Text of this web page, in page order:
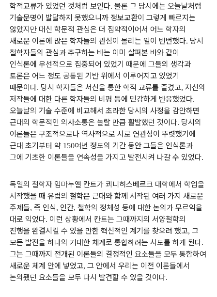
학적교류가 있었던 것처럼 보인다. 물론 그 당시에는 오늘날처럼
기술문명이 발달하지 못했으니까 정보교환이 그렇게 빠르지는
않았지만 대신 학문적 관심은 더 집약적이어서 어느 학자의
새로운 이론에 많은 학자들의 관심이 몰리는 일이 빈번했다. 당시
철학자들의 관심과 추구하는 바는 이미 살펴본 바와 같이
인식론에 우선적으로 집중되어 있었기 때문에 그들의 생각과
토론은 어느 정도 공통된 기반 위에서 이루어지고 있었기
때문이다. 당시 학자들은 서신을 통한 학적 교류를 즐겼고, 자신의
저작들에 대한 다른 학자들의 비평 등에 민감하게 반응했었다.
오늘날의 기술 수준에 비교해서 초라한 당시의 사정을 감안하면
근대의 학문적인 의사소통은 놀랄 만큼 활발했던 것이다. 당시의
이론들은 구조적으로나 역사적으로 서로 연관성이 뚜렷했기에
근대 초기부터 약 150여년 정도의 기간 동안 그들은 인식론과
그에 기초한 이론들을 연속성을 가지고 발전시켜 나갈 수 있었다.
독일의 철학자 임마누엘 칸트가 쾨니히스베르크 대학에서 학업을
시작했을 때 유럽의 철학은 근대와 함께 시작된 여러 가지 새로운
주제들, 즉 인식, 인간, 철학의 정체성 등에 대한 논의가 무르익을
대로 익었다. 이런 상황에서 칸트는 그때까지의 서양철학의
진행을 완결시킬 수 있을 만한 혁신적인 계기를 찾으려 했고, 그
모든 발전을 하나의 거대한 체계로 통합하려는 시도를 하게 된다.
그는 그때까지 전개된 이론들의 결정적인 요소들을 모두 통합하여
새로운 체계 안에 넣었고, 그 안에서 우리는 이전 이론들에서
논의됐던 요소들을 모두 다시 발견할 수 있을 것이다.